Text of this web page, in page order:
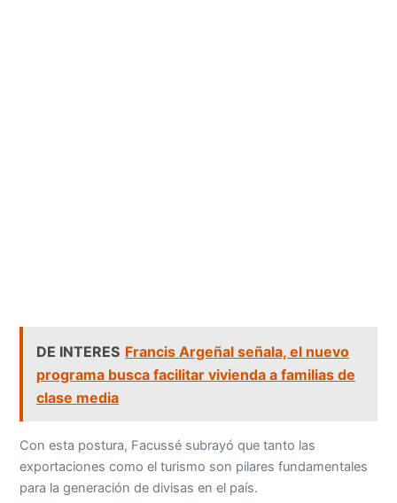
DE INTERES Francis Argeñal señala, el nuevo
programa busca facilitar vivienda a familias de
clase media
Con esta postura, Facussé subrayó que tanto las
exportaciones como el turismo son pilares fundamentales
para la generación de divisas en el país.